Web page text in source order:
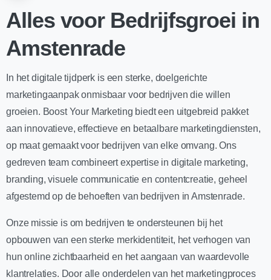
Alles voor Bedrijfsgroei in
Amstenrade
In het digitale tijdperk is een sterke, doelgerichte
marketingaanpak onmisbaar voor bedrijven die willen
groeien. Boost Your Marketing biedt een uitgebreid pakket
aan innovatieve, effectieve en betaalbare marketingdiensten,
op maat gemaakt voor bedrijven van elke omvang. Ons
gedreven team combineert expertise in digitale marketing,
branding, visuele communicatie en contentcreatie, geheel
afgestemd op de behoeften van bedrijven in Amstenrade.
Onze missie is om bedrijven te ondersteunen bij het
opbouwen van een sterke merkidentiteit, het verhogen van
hun online zichtbaarheid en het aangaan van waardevolle
klantrelaties. Door alle onderdelen van het marketingproces